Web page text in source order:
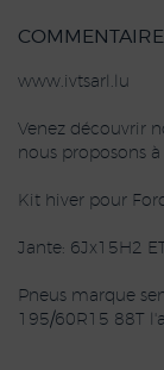
COMMENTAIRE
www.ivtsarl.lu
Venez découvrir
nous proposons à
Kit hiver pour
Jante: 6Jx15H2
Pneus marque
195/60R15 88T